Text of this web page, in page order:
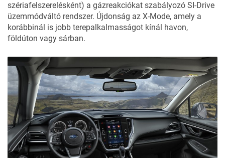
szériafelszerelésként) a gázreakciókat szabályozó SI-Drive
üzemmódváltó rendszer. Újdonság az X-Mode, amely a
korábbinál is jobb terepalkalmasságot kínál havon,
földúton vagy sárban.